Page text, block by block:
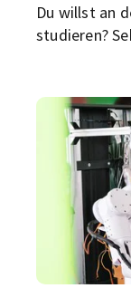
Du willst an
studieren?
Studiengang
Unterlagen
den
den